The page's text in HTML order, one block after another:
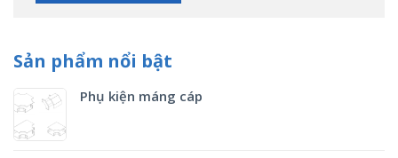
Sản phẩm nổi bật
Phụ kiện máng cáp